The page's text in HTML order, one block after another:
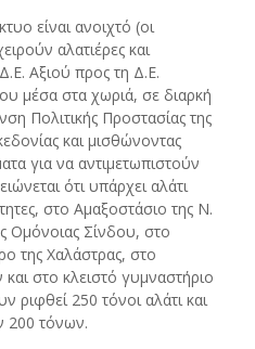
είναι ανοιχτό (οι
αλατιέρες και
Αξιού προς τη Δ.Ε.
μέσα στα χωριά, σε διαρκή
Πολιτικής Προστασίας της
και μισθώνοντας
για να αντιμετωπιστούν
ότι υπάρχει αλάτι
στο Αμαξοστάσιο της Ν.
Ομόνοιας Σίνδου, στο
της Χαλάστρας, στο
στο κλειστό γυμναστήριο
250 τόνοι αλάτι και
200 τόνων.